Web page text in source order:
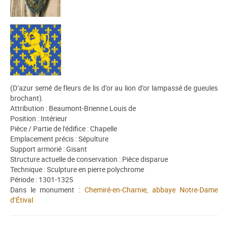
(D’azur semé de fleurs de lis d’or au lion d’or lampassé de gueules
brochant).
Attribution : Beaumont-Brienne Louis de
Position : Intérieur
Pièce / Partie de l'édifice : Chapelle
Emplacement précis : Sépulture
Support armorié : Gisant
Structure actuelle de conservation : Pièce disparue
Technique : Sculpture en pierre polychrome
Période : 1301-1325
Dans le monument : Chemiré-en-Charnie, abbaye Notre-Dame
d’Étival